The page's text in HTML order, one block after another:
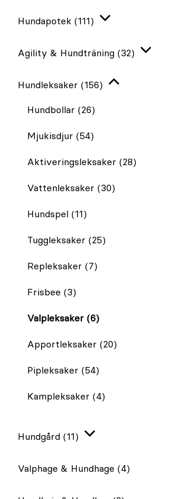
Hundapotek (111)
Agility & Hundträning (32)
Hundleksaker (156)
Hundbollar (26)
Mjukisdjur (54)
Aktiveringsleksaker (28)
Vattenleksaker (30)
Hundspel (11)
Tuggleksaker (25)
Repleksaker (7)
Frisbee (3)
Valpleksaker (6)
Apportleksaker (20)
Pipleksaker (54)
Kampleksaker (4)
Hundgård (11)
Valphage & Hundhage (4)